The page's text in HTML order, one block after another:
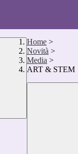
Home >
Novità >
Media >
ART & STEM